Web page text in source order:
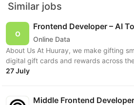
Similar jobs
Frontend Developer – AI
Online Data
About Us At Huuray, we make gifting
digital gift cards and rewards across
27 July
Middle Frontend